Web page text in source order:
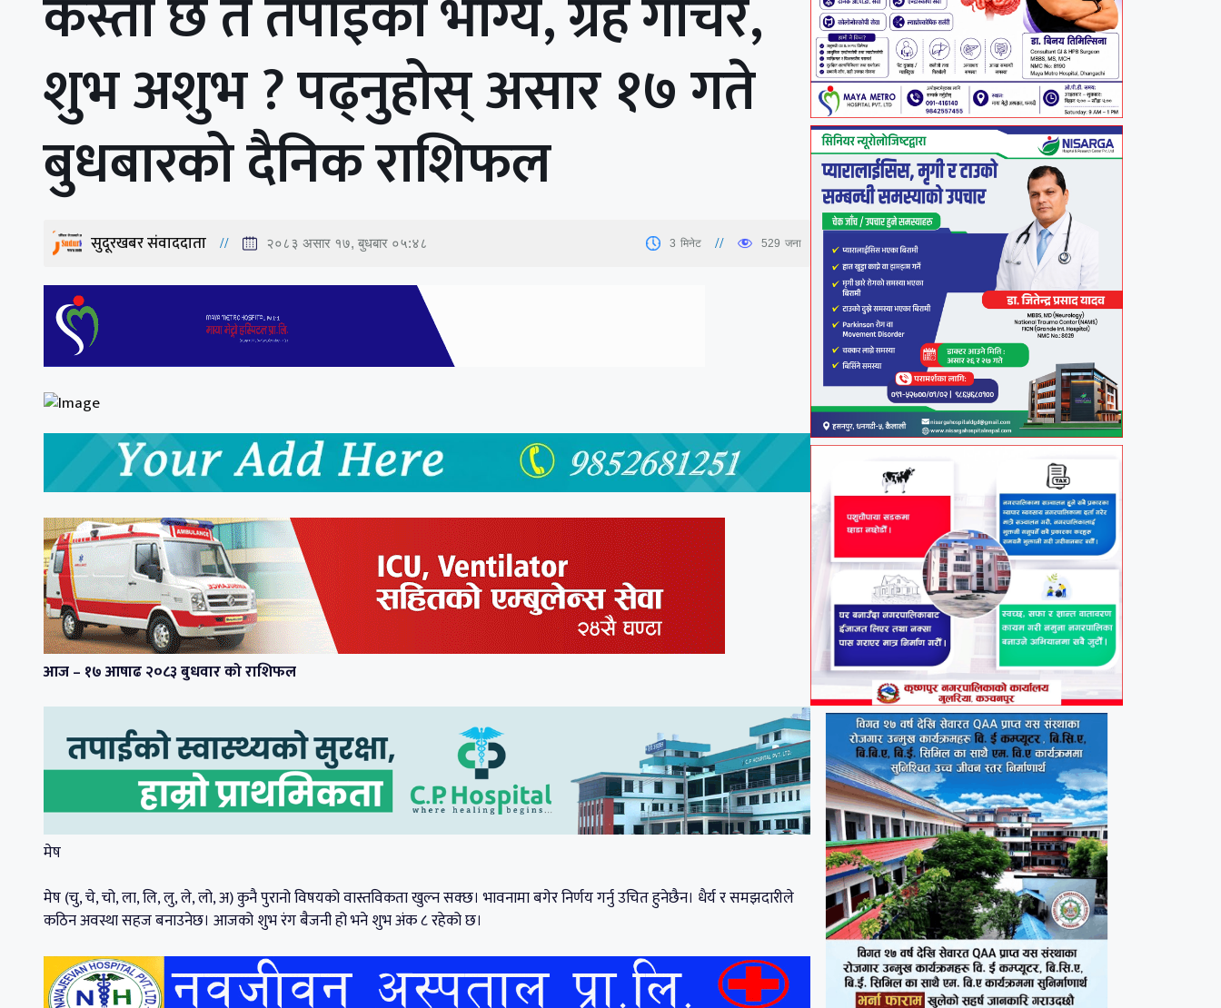
कस्तो छ त तपाईंको भाग्य, ग्रह गोचर,
शुभ अशुभ ? पढ्नुहोस् असार १७ गते
बुधबारको दैनिक राशिफल
सुदूरखबर संवाददाता २०८३ असार १७, बुधबार ०५:४८ 3 मिनेट 529 जना
आज – १७ आषाढ २०८३ बुधवार को राशिफल
मेष
मेष (चु, चे, चो, ला, लि, लु, ले, लो, अ) कुनै पुरानो विषयको वास्तविकता खुल्न सक्छ। भावनामा बगेर निर्णय गर्नु उचित हुनेछैन। धैर्य र समझदारीले
कठिन अवस्था सहज बनाउनेछ। आजको शुभ रंग बैजनी हो भने शुभ अंक ८ रहेको छ।